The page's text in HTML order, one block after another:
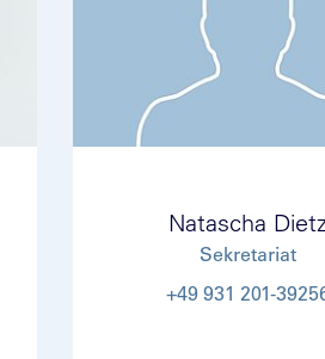
Natascha Dietz
Sekretariat
+49 931 201-